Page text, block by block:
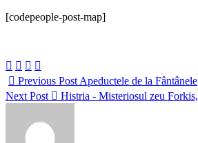
[codepeople-post-map]
Previous Post Apeductele de la Fântânele
Next Post
Histria - Misteriosul zeu